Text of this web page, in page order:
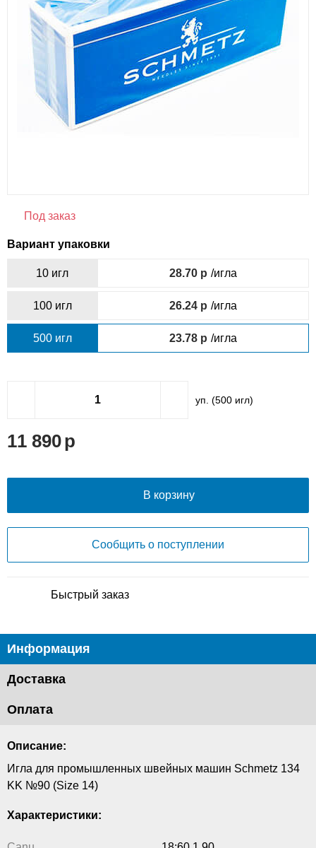
Под заказ
Вариант упаковки
10 игл 28.70 /игла
100 игл 26.24 /игла
500 игл 23.78 /игла
уп. (500игл)
11 890
В корзину
Сообщить о поступлении
Быстрый заказ
Информация
Доставка
Оплата
Описание:
Игла для промышленных швейных машин Schmetz 134
KK №90 (Size 14)
Характеристики: